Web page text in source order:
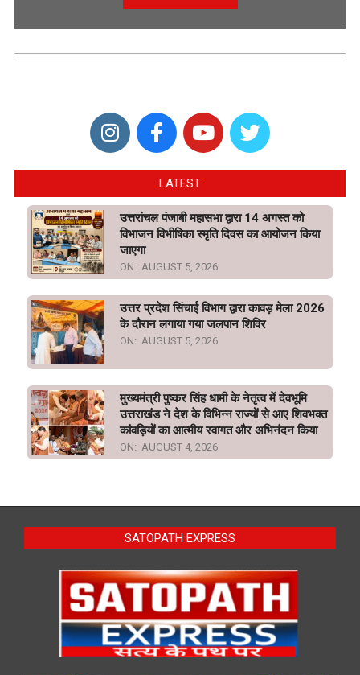
LATEST
उत्तरांचल पंजाबी महासभा द्वारा 14 अगस्त को
विभाजन विभीषिका स्मृति दिवस का आयोजन किया
जाएगा
ON: AUGUST 5, 2026
उत्तर प्रदेश सिंचाई विभाग द्वारा कावड़ मेला 2026
के दौरान लगाया गया जलपान शिविर
ON: AUGUST 5, 2026
मुख्यमंत्री पुष्कर सिंह धामी के नेतृत्व में देवभूमि
उत्तराखंड ने देश के विभिन्न राज्यों से आए शिवभक्त
कांवड़ियों का आत्मीय स्वागत और अभिनंदन किया
ON: AUGUST 4, 2026
SATOPATH EXPRESS